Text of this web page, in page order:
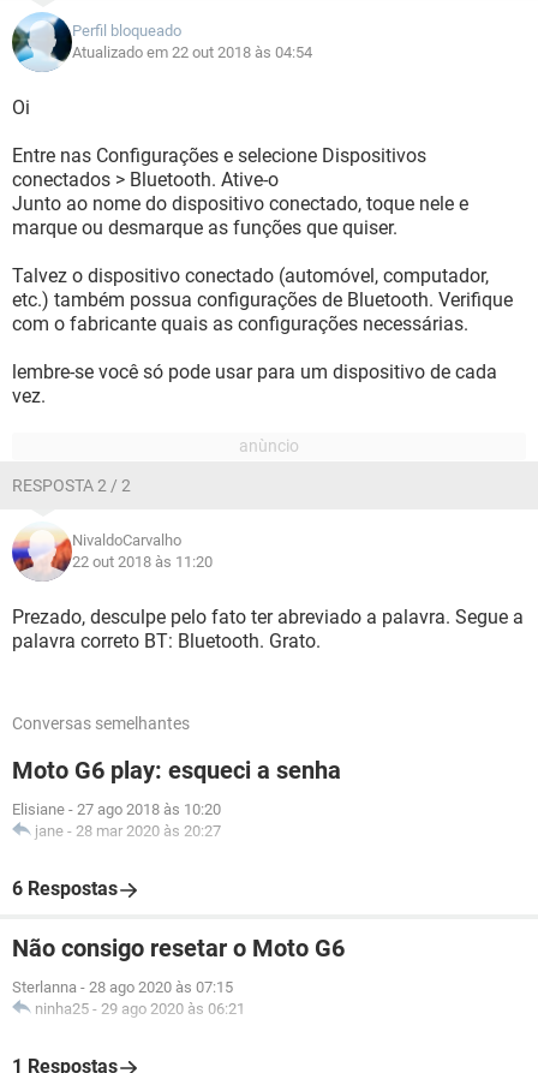
Perfil bloqueado
Atualizado em 22 out 2018 às 04:54
Oi
Entre nas Configurações e selecione Dispositivos
conectados > Bluetooth. Ative-o
Junto ao nome do dispositivo conectado, toque nele e
marque ou desmarque as funções que quiser.
Talvez o dispositivo conectado (automóvel, computador,
etc.) também possua configurações de Bluetooth. Verifique
com o fabricante quais as configurações necessárias.
lembre-se você só pode usar para um dispositivo de cada
vez.
RESPOSTA 2 / 2
NivaldoCarvalho
22 out 2018 às 11:20
Prezado, desculpe pelo fato ter abreviado a palavra. Segue a
palavra correto BT: Bluetooth. Grato.
Conversas semelhantes
Moto G6 play: esqueci a senha
Elisiane - 27 ago 2018 às 10:20
jane - 28 mar 2020 às 20:27
6 Respostas
Não consigo resetar o Moto G6
Sterlanna - 28 ago 2020 às 07:15
ninha25 - 29 ago 2020 às 06:21
1 Respostas